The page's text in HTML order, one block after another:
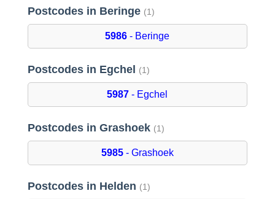
Postcodes in Beringe (1)
5986 - Beringe
Postcodes in Egchel (1)
5987 - Egchel
Postcodes in Grashoek (1)
5985- Grashoek
Postcodes in Helden (1)